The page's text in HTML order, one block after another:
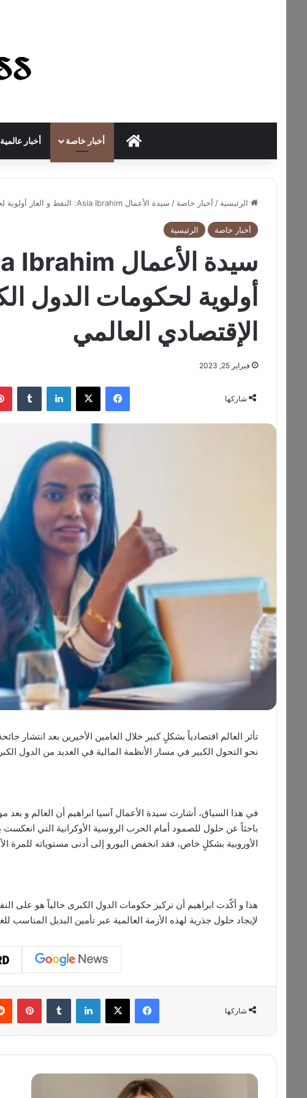
HOMEأخبار خاصة أخبار عالمية
الرئيسية / أخبار خاصة / سيدة الأعمال Asia Ibrahim: النفط و الغاز أولوية لحكومات الدول الكبرى في ظل الوضع الإقتصادي العالمي
أخبار خاصة الرئيسية
أولوية لحكومات الدول
الإقتصادي العالمي
فبراير 25, 2023
شاركها
فيسبوك ‫X لينكدإن ‏Tumblr
تأثر العالم اقتصادياً بشكلٍ كبير خلال العامين الأخيرين بعد انتشار
نحو التحول الكبير في مسار الأنظمة المالية في العديد من الدول
في هذا السياق، أشارت سيدة الأعمال آسيا ابراهيم أن العالم و بعد
باحثاً عن حلول للصمود أمام الحرب الروسية الأوكرانية التي
الأوروبية بشكلٍ خاص، فقد انخفض اليورو إلى أدنى مستوياته للمرة
هذا و أكّدت ابراهيم أن تركيز حكومات الدول الكبرى حالياً هو على
لإيجاد حلول جذرية لهذه الأزمة العالمية عبر تأمين البديل
شاركها
فيسبوك ‫X لينكدإن ‏Tumblr بينتيريست
م